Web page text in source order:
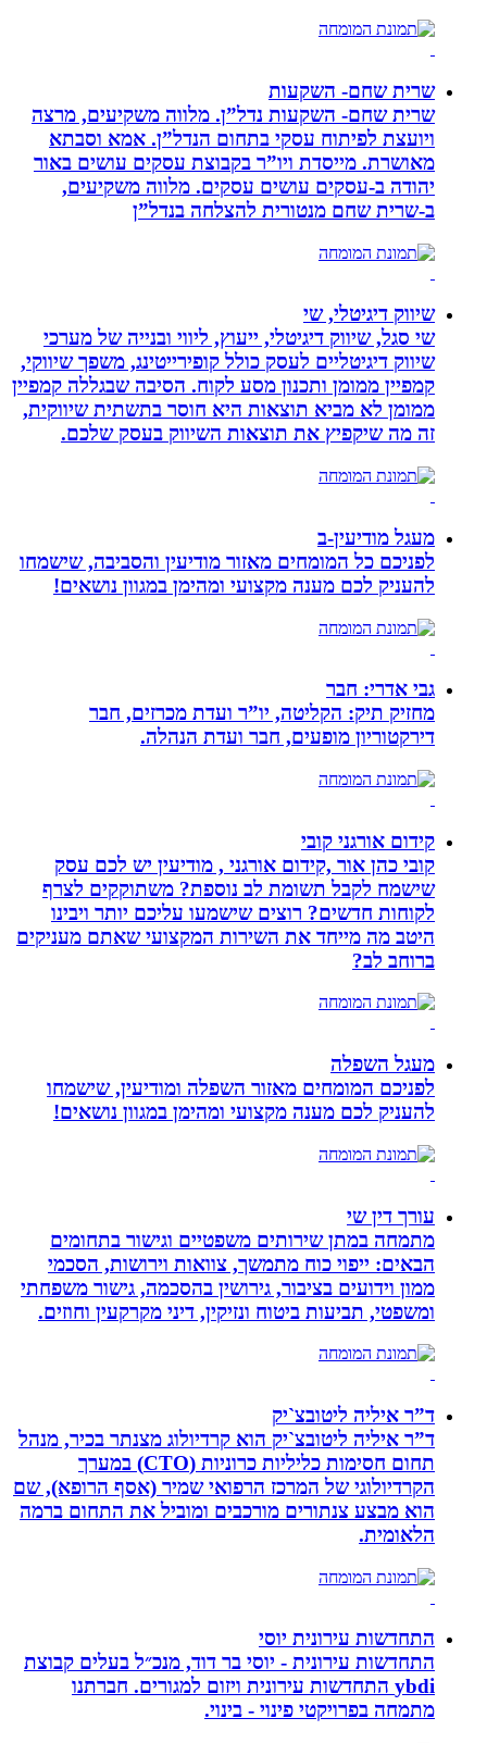
שרית שחם- השקעות
שרית שחם- השקעות נדל”ן. מלווה משקיעים, מרצה
ויועצת לפיתוח עסקי בתחום הנדל”ן. אמא וסבתא
מאושרת. ‏מייסדת ויו”ר בקבוצת עסקים עושים באור
יהודה‏ ב-‏עסקים עושים עסקים‏. ‏מלווה משקיעים,
ב-‏שרית שחם מנטורית להצלחה בנדל”ן‏
שיווק דיגיטלי, שי
שי סגל, שיווק דיגיטלי, ייעוץ, ליווי ובנייה של מערכי
שיווק דיגיטליים לעסק כולל קופירייטינג, משפך שיווקי,
קמפיין ממומן ותכנון מסע לקוח. הסיבה שבגללה קמפיין
ממומן לא מביא תוצאות היא חוסר בתשתית שיווקית,
זה מה שיקפיץ את תוצאות השיווק בעסק שלכם.
מעגל מודיעין-ב
לפניכם כל המומחים מאזור מודיעין והסביבה, שישמחו
להעניק לכם מענה מקצועי ומהימן במגוון נושאים!
גבי אדרי: חבר
מחזיק תיק: הקליטה, יו”ר ועדת מכרזים, חבר
דירקטוריון מופעים, חבר ועדת הנהלה.
קידום אורגני קובי
קובי כהן אור ,קידום אורגני , מודיעין יש לכם עסק
שישמח לקבל תשומת לב נוספת? משתוקקים לצרף
לקוחות חדשים? רוצים שישמעו עליכם יותר ויבינו
היטב מה מייחד את השירות המקצועי שאתם מעניקים
ברוחב לב?
מעגל השפלה
לפניכם המומחים מאזור השפלה ומודיעין, שישמחו
להעניק לכם מענה מקצועי ומהימן במגוון נושאים!
עורך דין שי
מתמחה במתן שירותים משפטיים וגישור בתחומים
הבאים: ייפוי כוח מתמשך, צוואות וירושות, הסכמי
ממון וידועים בציבור, גירושין בהסכמה, גישור משפחתי
ומשפטי, תביעות ביטוח ונזיקין, דיני מקרקעין וחוזים.
ד”ר איליה ליטובצ`יק
ד”ר איליה ליטובצ`יק הוא קרדיולוג מצנתר בכיר, מנהל
תחום חסימות כליליות כרוניות (CTO) במערך
הקרדיולוגי של המרכז הרפואי שמיר (אסף הרופא), שם
הוא מבצע צנתורים מורכבים ומוביל את התחום ברמה
הלאומית.
התחדשות עירונית יוסי
התחדשות עירונית - יוסי בר דוד, מנכ״ל בעלים קבוצת
ybdi התחדשות עירונית ויזום למגורים. חברתנו
מתמחה בפרויקטי פינוי - בינוי.